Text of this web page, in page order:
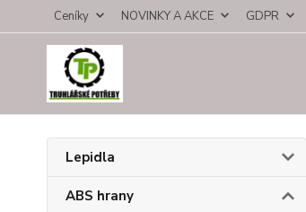
Ceníky NOVINKY A AKCE GDPR
Lepidla
ABS hrany